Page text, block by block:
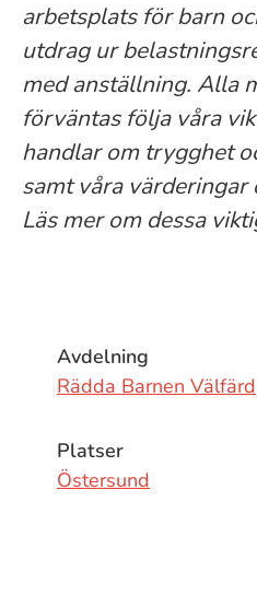
arbetsplats för barn
utdrag ur
med anställning. Alla
förväntas följa våra
handlar om trygghet
samt våra värderingar
Läs mer om dessa
Avdelning
Rädda Barnen Välfärd
Platser
Östersund